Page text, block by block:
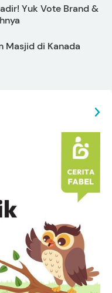
Yuk Vote Brand &
Masjid di Kanada